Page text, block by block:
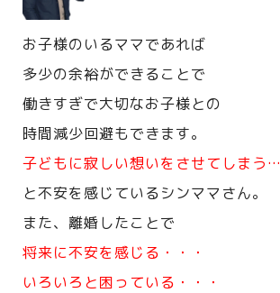
お子様のいるママであれば
多少の余裕ができることで
働きすぎで大切なお子様との
時間減少回避もできます。
子どもに寂しい想いをさせてしまう…
と不安を感じているシンママさん。
また、離婚したことで
将来に不安を感じる・・・
いろいろと困っている・・・